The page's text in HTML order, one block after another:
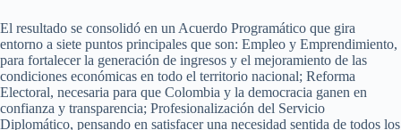
El resultado se consolidó en un Acuerdo Programático que gira
entorno a siete puntos principales que son: Empleo y Emprendimiento,
para fortalecer la generación de ingresos y el mejoramiento de las
condiciones económicas en todo el territorio nacional; Reforma
Electoral, necesaria para que Colombia y la democracia ganen en
confianza y transparencia; Profesionalización del Servicio
Diplomático, pensando en satisfacer una necesidad sentida de todos los